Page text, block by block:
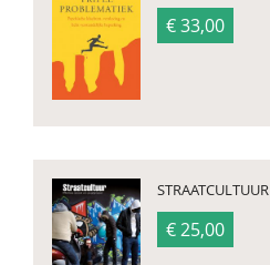
€ 33,00
STRAATCULTUUR
€ 25,00